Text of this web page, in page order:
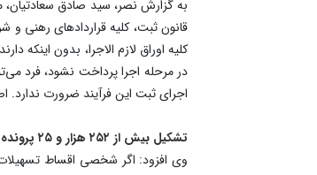
کلیه اوراق لازم الاجرا، بدون
در مرحله اجرا پرداخت نشود، فرد
اجرای ثبت این فرآیند ضرورت ندارد.
تشکیل بیش از ۲۵۲ هزار و ۲۵ پرونده اجرایی در سال ۱۴۰۳
وی افزود: اگر شخصی اقساط تسهیلات